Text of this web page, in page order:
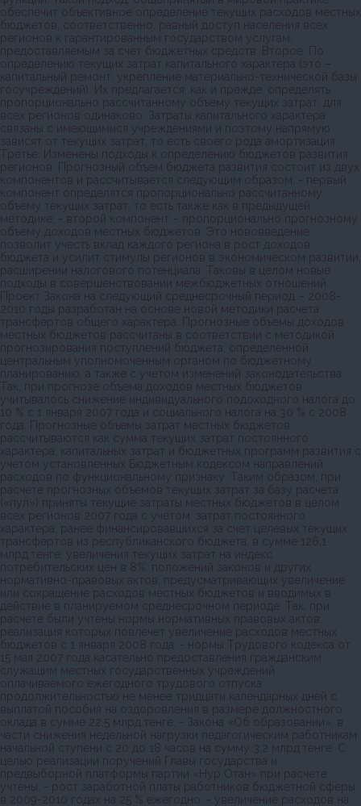
обеспечит объективное определение текущих расходов местных
бюджетов, соответственно, равный доступ населения всех
регионов к гарантированным государством услугам,
предоставляемым за счет бюджетных средств. Второе. По
определению текущих затрат капитального характера (это –
капитальный ремонт, укрепление материально-технической базы
госучреждений). Их предлагается, как и прежде, определять
пропорционально рассчитанному объему текущих затрат, для
всех регионов одинаково. Затраты капитального характера
связаны с имеющимися учреждениями и поэтому напрямую
зависят от текущих затрат, то есть своего рода амортизация.
Третье. Изменены подходы к определению бюджетов развития
регионов. Прогнозный объем бюджета развития состоит из двух
компонентов и рассчитывается следующим образом: - первый
компонент определятся пропорционально рассчитанному
объему текущих затрат, то есть также как в предыдущей
методике; - второй компонент – пропорционально прогнозному
объему доходов местных бюджетов. Это нововведение
позволит учесть вклад каждого региона в рост доходов
бюджета и усилит стимулы регионов в экономическом развитии,
расширении налогового потенциала. Таковы в целом новые
подходы в совершенствовании межбюджетных отношений.
Проект Закона на следующий среднесрочный период – 2008-
2010 годы разработан на основе новой методики расчета
трансфертов общего характера. Прогнозные объемы доходов
местных бюджетов рассчитаны в соответствии с методикой
прогнозирования поступлений бюджета, определенной
центральным уполномоченным органом по бюджетному
планированию, а также с учетом изменений законодательства.
Так, при прогнозе объема доходов местных бюджетов
учитывалось снижение индивидуального подоходного налога до
10 % с 1 января 2007 года и социального налога на 30 % с 2008
года. Прогнозные объемы затрат местных бюджетов
рассчитываются как сумма текущих затрат постоянного
характера, капитальных затрат и бюджетных программ развития с
учетом установленных Бюджетным кодексом направлений
расходов по функциональному признаку. Таким образом, при
расчете прогнозных объемов текущих затрат за базу расчета
(«пул») приняты текущие затраты местных бюджетов в целом
всех регионов 2007 года с учетом: затрат постоянного
характера, ранее финансировавшихся за счет целевых текущих
трансфертов из республиканского бюджета, в сумме 126,1
млрд.тенге; увеличения текущих затрат на индекс
потребительских цен в 8%; положений законов и других
нормативно-правовых актов, предусматривающих увеличение
или сокращение расходов местных бюджетов и вводимых в
действие в планируемом среднесрочном периоде. Так, при
расчете были учтены нормы нормативных правовых актов,
реализация которых повлечет увеличение расходов местных
бюджетов с 1 января 2008 года: - нормы Трудового кодекса от
15 мая 2007 года касательно предоставления гражданским
служащим местных государственных учреждений
оплачиваемого ежегодного трудового отпуска
продолжительностью не менее тридцати календарных дней с
выплатой пособия на оздоровления в размере должностного
оклада в сумме 22,5 млрд.тенге; - Закона «Об образовании», в
части снижения недельной нагрузки педагогическим работникам
начальной ступени с 20 до 18 часов на сумму 3,2 млрд.тенге. С
целью реализации поручений Главы государства и
предвыборной платформы партии «Нур Отан» при расчете
учтены: - рост заработной платы работников бюджетной сферы
в 2009-2010 годах на 25 % ежегодно; - увеличение расходов на